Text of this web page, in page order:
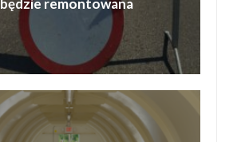
będzie remontowana